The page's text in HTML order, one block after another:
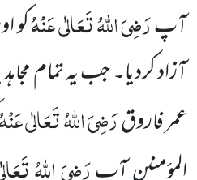
آپرَضِیَ اللہُ تَعَالٰی عَنْہُکو
آزاد کردیا۔ جب یہ تمام
عمر فاروقرَضِیَ اللہُ تَعَالٰی
رَضِیَ اللہُ